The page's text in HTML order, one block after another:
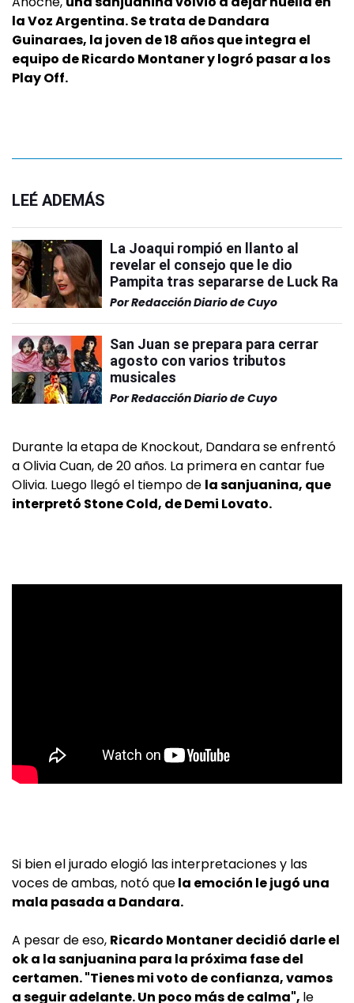
la Voz Argentina. Se trata de Dandara
Guinaraes, la joven de 18 años que integra el
equipo de Ricardo Montaner y logró pasar a los
Play Off.
LEÉ ADEMÁS
La Joaqui rompió en llanto al
revelar el consejo que le dio
Pampita tras separarse de Luck Ra
PorRedacción Diario de Cuyo
San Juan se prepara para cerrar
agosto con varios tributos
musicales
PorRedacción Diario de Cuyo
Durante la etapa de Knockout, Dandara se enfrentó
a Olivia Cuan, de 20 años. La primera en cantar fue
Olivia. Luego llegó el tiempo de la sanjuanina, que
interpretó Stone Cold, de Demi Lovato.
Si bien el jurado elogió las interpretaciones y las
voces de ambas, notó quela emoción le jugó una
mala pasada a Dandara.
A pesar de eso, Ricardo Montaner decidió darle el
ok a la sanjuanina para la próxima fase del
certamen. "Tienes mi voto de confianza, vamos
a seguir adelante. Un poco más de calma", le